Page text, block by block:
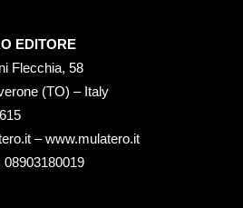
EDITORE
Flecchia, 58
(TO) – Italy
–www.mulatero.it
08903180019